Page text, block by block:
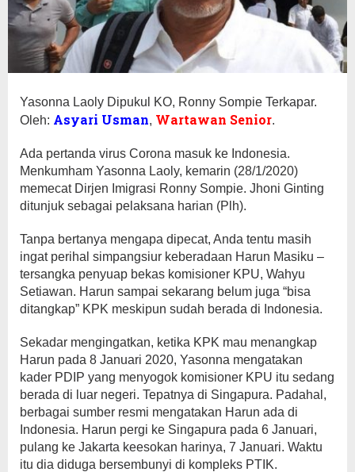
Yasonna Laoly Dipukul KO, Ronny Sompie Terkapar.
Oleh: Asyari Usman, Wartawan Senior.
Ada pertanda virus Corona masuk ke Indonesia.
Menkumham Yasonna Laoly, kemarin (28/1/2020)
memecat Dirjen Imigrasi Ronny Sompie. Jhoni Ginting
ditunjuk sebagai pelaksana harian (Plh).
Tanpa bertanya mengapa dipecat, Anda tentu masih
ingat perihal simpangsiur keberadaan Harun Masiku –
tersangka penyuap bekas komisioner KPU, Wahyu
Setiawan. Harun sampai sekarang belum juga “bisa
ditangkap” KPK meskipun sudah berada di Indonesia.
Sekadar mengingatkan, ketika KPK mau menangkap
Harun pada 8 Januari 2020, Yasonna mengatakan
kader PDIP yang menyogok komisioner KPU itu sedang
berada di luar negeri. Tepatnya di Singapura. Padahal,
berbagai sumber resmi mengatakan Harun ada di
Indonesia. Harun pergi ke Singapura pada 6 Januari,
pulang ke Jakarta keesokan harinya, 7 Januari. Waktu
itu dia diduga bersembunyi di kompleks PTIK.